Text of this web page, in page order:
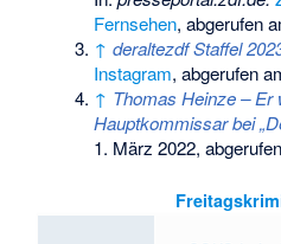
Fernsehen, abgerufen
↑ deraltezdf Staffel
Instagram, abgerufen
↑ Thomas Heinze – Er
Hauptkommissar bei
1. März 2022,